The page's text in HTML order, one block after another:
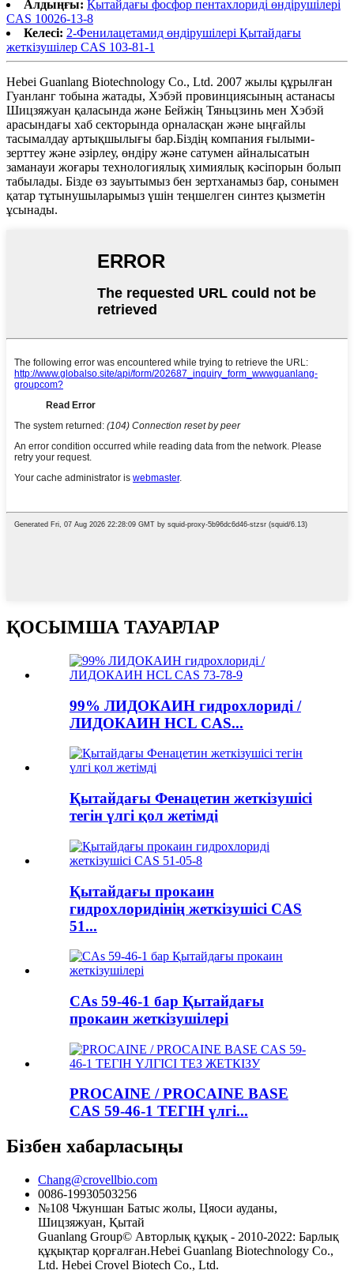
Алдыңғы: Қытайдағы фосфор пентахлориді өндірушілері
CAS 10026-13-8
Келесі: 2-Фенилацетамид өндірушілері Қытайдағы
жеткізушілер CAS 103-81-1
Hebei Guanlang Biotechnology Co., Ltd. 2007 жылы құрылған
Гуанланг тобына жатады, Хэбэй провинциясының астанасы
Шицзяжуан қаласында және Бейжің Тяньцзинь мен Хэбэй
арасындағы хаб секторында орналасқан және ыңғайлы
тасымалдау артықшылығы бар.Біздің компания ғылыми-
зерттеу және әзірлеу, өндіру және сатумен айналысатын
заманауи жоғары технологиялық химиялық кәсіпорын болып
табылады. Бізде өз зауытымыз бен зертханамыз бар, сонымен
қатар тұтынушыларымыз үшін теңшелген синтез қызметін
ұсынады.
ҚОСЫМША ТАУАРЛАР
99% ЛИДОКАИН гидрохлориді /
ЛИДОКАИН HCL CAS...
Қытайдағы Фенацетин жеткізушісі
тегін үлгі қол жетімді
Қытайдағы прокаин
гидрохлоридінің жеткізушісі CAS
51...
CAs 59-46-1 бар Қытайдағы
прокаин жеткізушілері
PROCAINE / PROCAINE BASE
CAS 59-46-1 ТЕГІН үлгі...
Бізбен хабарласыңы
Chang@crovellbio.com
0086-19930503256
№108 Чжуншан Батыс жолы, Цяоси ауданы,
Шицзяжуан, Қытай
Guanlang Group© Авторлық құқық - 2010-2022: Барлық
құқықтар қорғалған.Hebei Guanlang Biotechnology Co.,
Ltd. Hebei Crovel Biotech Co., Ltd.